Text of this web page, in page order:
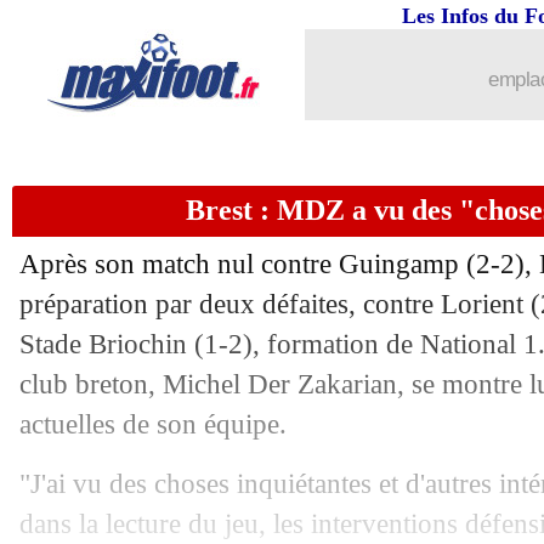
Les Infos du
Brest : MDZ a vu des
Après son match nul contre Guingamp (2-2),
préparation par deux défaites, contre Lorient
Stade Briochin (1-2), formation de National
club breton, Michel Der Zakarian, se montre
actuelles de son équipe.
"J'ai vu des choses inquiétantes et d'autres
dans la lecture du jeu, les interventions
Ballon d'Or : Zola pousse pour
22/07 PSG: Milan riposte pour Hernandez !
22/07 JO: le Brésil bat l'Allemagne,
22/07 EdF : la réaction cash de Gignac
22/07 Mediapro : Quillot a un seul regret
22/07 PSG : les jeunes, le message de
Mediapro : son bonus rendu, Quillot